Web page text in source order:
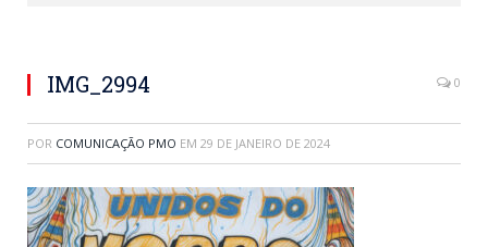
IMG_2994 0
POR COMUNICAÇÃO PMO EM 29 DE JANEIRO DE 2024